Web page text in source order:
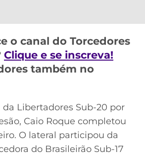
o canal do Torcedores
Clique e se inscreva!
também no
da Libertadores Sub-20 por
Caio Roque completou
O lateral participou da
do Brasileirão Sub-17